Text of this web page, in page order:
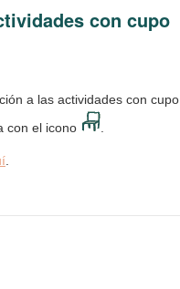
con cupo
a las actividades con cupo
con el icono